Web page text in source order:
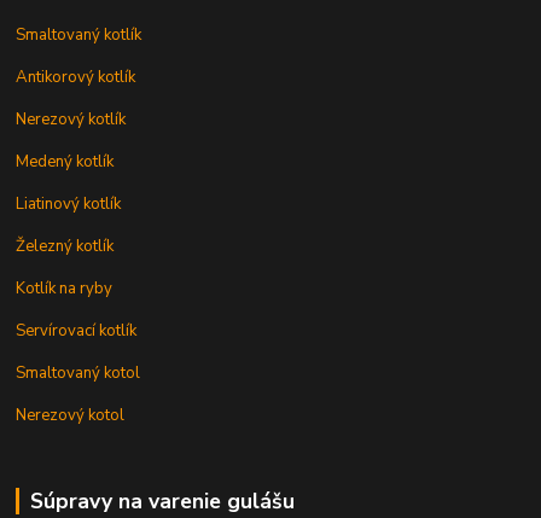
Smaltovaný kotlík
Antikorový kotlík
Nerezový kotlík
Medený kotlík
Liatinový kotlík
Železný kotlík
Kotlík na ryby
Servírovací kotlík
Smaltovaný kotol
Nerezový kotol
Súpravy na varenie gulášu